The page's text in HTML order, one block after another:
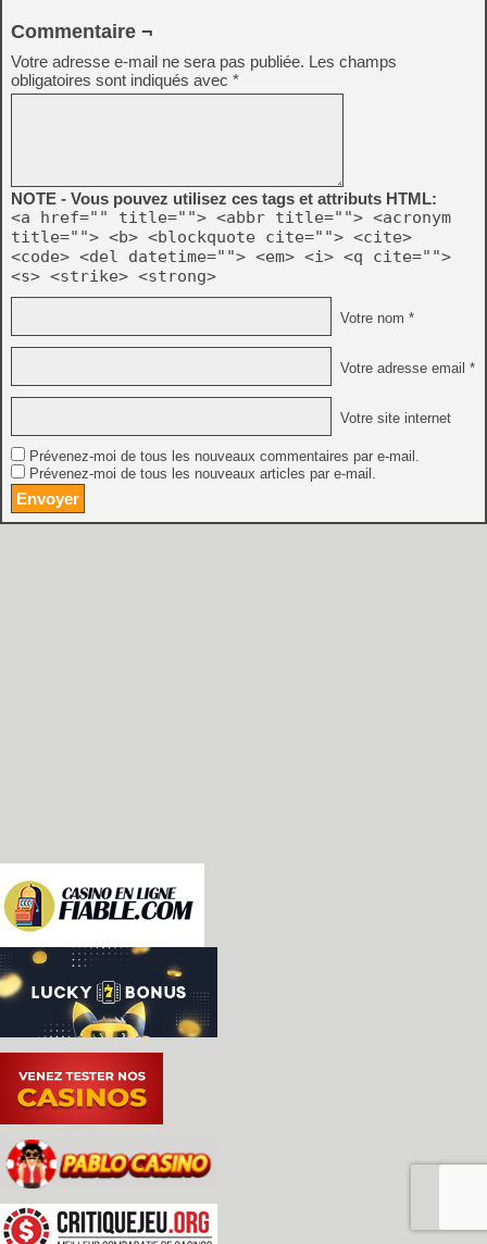
Commentaire ¬
Votre adresse e-mail ne sera pas publiée. Les champs
obligatoires sont indiqués avec *
NOTE - Vous pouvez utilisez ces tags et attributs HTML:
<a href="" title=""> <abbr title=""> <acronym
title=""> <b> <blockquote cite=""> <cite>
<code> <del datetime=""> <em> <i> <q cite="">
<s> <strike> <strong>
Votre nom *
Votre adresse email *
Votre site internet
Prévenez-moi de tous les nouveaux commentaires par e-mail.
Prévenez-moi de tous les nouveaux articles par e-mail.